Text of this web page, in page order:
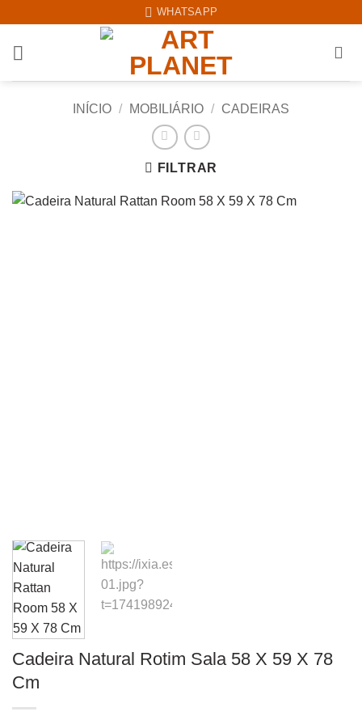
content
WHATSAPP
INÍCIO / MOBILIÁRIO / CADEIRAS
FILTRAR
Cadeira Natural Rotim Sala 58 X 59 X 78
Cm